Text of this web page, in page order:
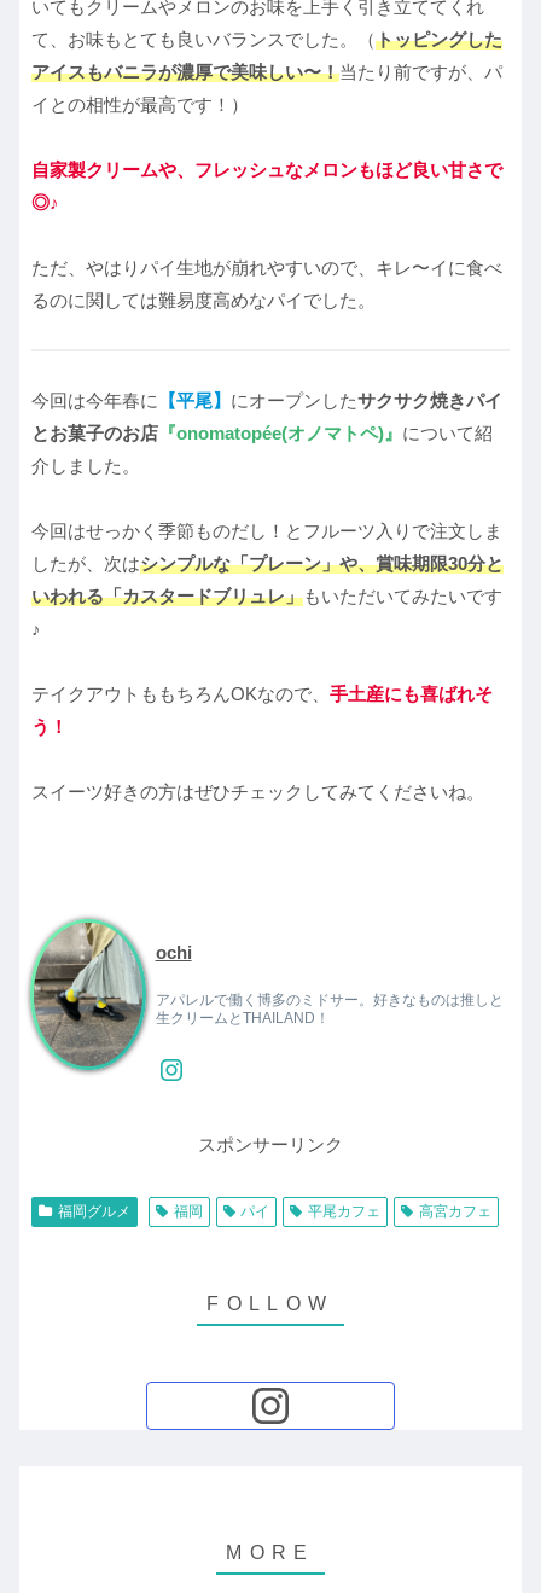
いてもクリームやメロンのお味を上手く引き立ててくれ
て、お味もとても良いバランスでした。（トッピングした
アイスもバニラが濃厚で美味しい〜！当たり前ですが、パ
イとの相性が最高です！）
自家製クリームや、フレッシュなメロンもほど良い甘さで
◎♪
ただ、やはりパイ生地が崩れやすいので、キレ〜イに食べ
るのに関しては難易度高めなパイでした。
今回は今年春に 【平尾】 にオープンしたサクサク焼きパイ
とお菓子のお店 『onomatopée(オノマトペ)』 について紹
介しました。
今回はせっかく季節ものだし！とフルーツ入りで注文しま
したが、次はシンプルな「プレーン」や、賞味期限30分と
いわれる「カスタードブリュレ」もいただいてみたいです
♪
テイクアウトももちろんOKなので、 手土産にも喜ばれそ
う！
スイーツ好きの方はぜひチェックしてみてくださいね。
ochi
アパレルで働く博多のミドサー。好きなものは推しと
生クリームとTHAILAND！
スポンサーリンク
福岡グルメ 福岡 パイ 平尾カフェ 高宮カフェ